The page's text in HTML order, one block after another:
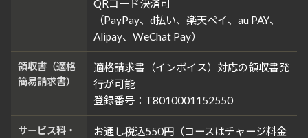
QRコード決済可
（PayPay、d払い、楽天ペイ、au PAY、
Alipay、WeChat Pay）
領収書（適格
簡易請求書）
適格請求書（インボイス）対応の領収書発
行が可能
登録番号：T8010001152550
サービス料・
お通し税込550円（コースはチャージ料金